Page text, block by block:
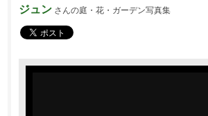
ジュンさんの庭・花・ガーデン写真集